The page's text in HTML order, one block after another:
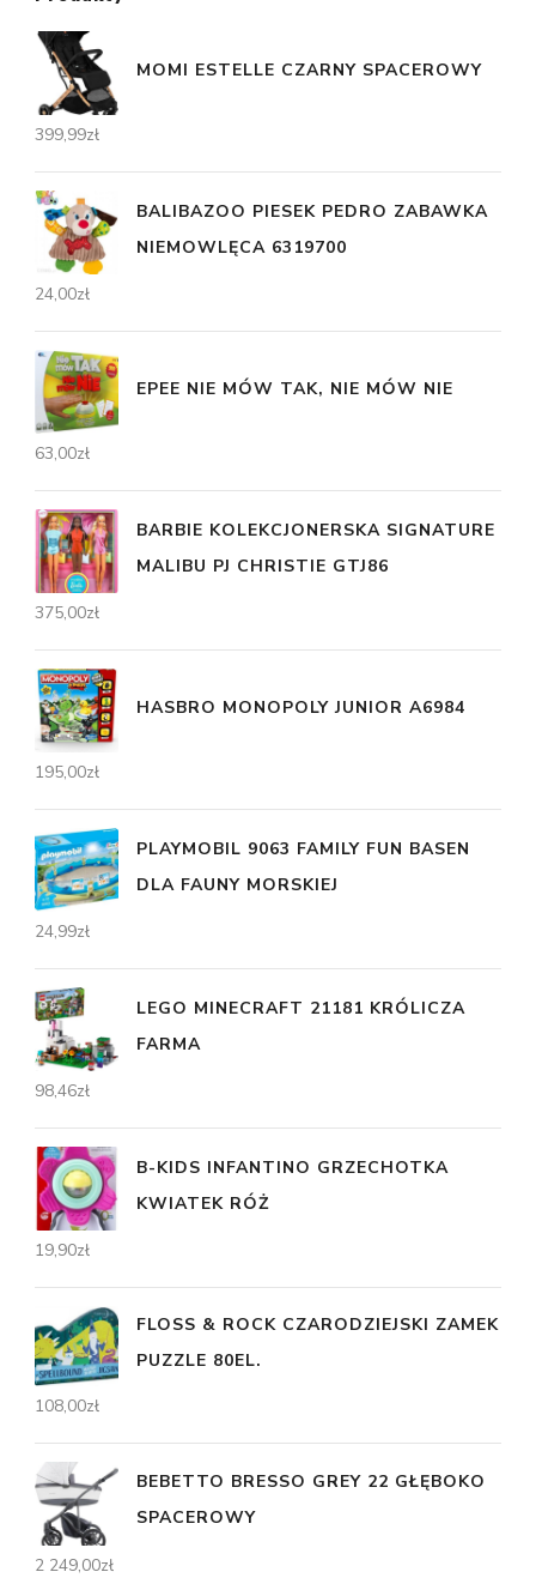
MOMI ESTELLE CZARNY SPACEROWY
399,99zł
BALIBAZOO PIESEK PEDRO ZABAWKA
NIEMOWLĘCA 6319700
24,00zł
EPEE NIE MÓW TAK, NIE MÓW NIE
63,00zł
BARBIE KOLEKCJONERSKA SIGNATURE
MALIBU PJ CHRISTIE GTJ86
375,00zł
HASBRO MONOPOLY JUNIOR A6984
195,00zł
PLAYMOBIL 9063 FAMILY FUN BASEN
DLA FAUNY MORSKIEJ
24,99zł
LEGO MINECRAFT 21181 KRÓLICZA
FARMA
98,46zł
B-KIDS INFANTINO GRZECHOTKA
KWIATEK RÓŻ
19,90zł
FLOSS & ROCK CZARODZIEJSKI ZAMEK
PUZZLE 80EL.
108,00zł
BEBETTO BRESSO GREY 22 GŁĘBOKO
SPACEROWY
2 249,00zł